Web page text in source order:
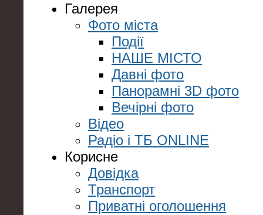
Галерея
Фото міста
Події
НАШЕ МІСТО
Давні фото
Панорамні 3D фото
Вечірні фото
Відео
Радіо і ТБ ONLINE
Корисне
Довідка
Транспорт
Приватні оголошення